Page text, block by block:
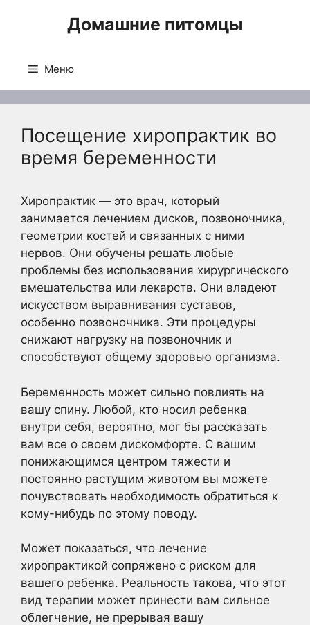
Домашние питомцы
Меню
Посещение хиропрактик во
время беременности
Хиропрактик — это врач, который
занимается лечением дисков, позвоночника,
геометрии костей и связанных с ними
нервов. Они обучены решать любые
проблемы без использования хирургического
вмешательства или лекарств. Они владеют
искусством выравнивания суставов,
особенно позвоночника. Эти процедуры
снижают нагрузку на позвоночник и
способствуют общему здоровью организма.
Беременность может сильно повлиять на
вашу спину. Любой, кто носил ребенка
внутри себя, вероятно, мог бы рассказать
вам все о своем дискомфорте. С вашим
понижающимся центром тяжести и
постоянно растущим животом вы можете
почувствовать необходимость обратиться к
кому-нибудь по этому поводу.
Может показаться, что лечение
хиропрактикой сопряжено с риском для
вашего ребенка. Реальность такова, что этот
вид терапии может принести вам сильное
облегчение, не прерывая вашу